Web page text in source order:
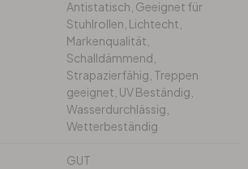
Antistatisch, Geeignet für
Stuhlrollen, Lichtecht,
Markenqualität,
Schalldämmend,
Strapazierfähig, Treppen
geeignet, UV Beständig,
Wasserdurchlässig,
Wetterbeständig
GUT